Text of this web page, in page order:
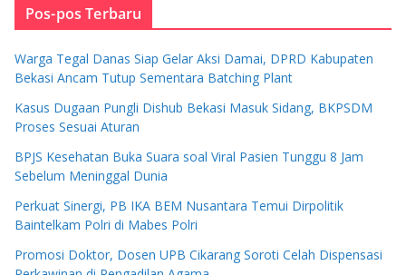
Pos-pos Terbaru
Warga Tegal Danas Siap Gelar Aksi Damai, DPRD Kabupaten
Bekasi Ancam Tutup Sementara Batching Plant
Kasus Dugaan Pungli Dishub Bekasi Masuk Sidang, BKPSDM
Proses Sesuai Aturan
BPJS Kesehatan Buka Suara soal Viral Pasien Tunggu 8 Jam
Sebelum Meninggal Dunia
Perkuat Sinergi, PB IKA BEM Nusantara Temui Dirpolitik
Baintelkam Polri di Mabes Polri
Promosi Doktor, Dosen UPB Cikarang Soroti Celah Dispensasi